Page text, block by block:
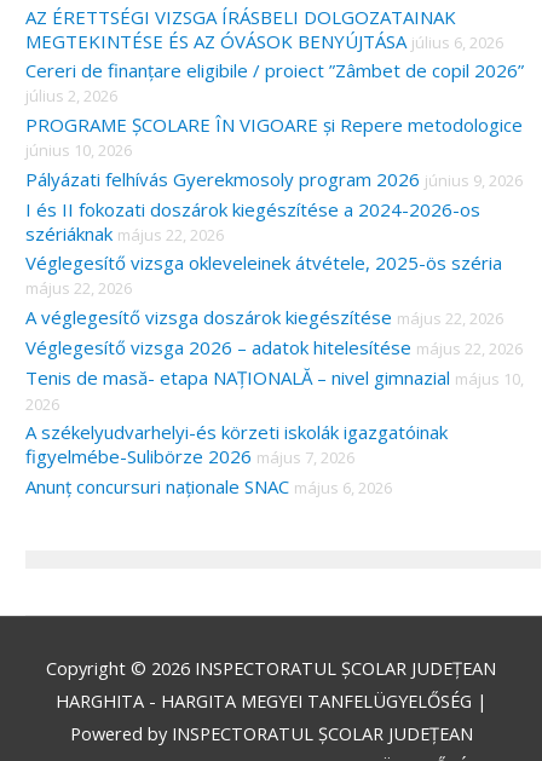
AZ ÉRETTSÉGI VIZSGA ÍRÁSBELI DOLGOZATAINAK
MEGTEKINTÉSE ÉS AZ ÓVÁSOK BENYÚJTÁSA július 6, 2026
Cereri de finanțare eligibile / proiect ”Zâmbet de copil 2026”
július 2, 2026
PROGRAME ȘCOLARE ÎN VIGOARE și Repere metodologice
június 10, 2026
Pályázati felhívás Gyerekmosoly program 2026 június 9, 2026
I és II fokozati doszárok kiegészítése a 2024-2026-os
szériáknak május 22, 2026
Véglegesítő vizsga okleveleinek átvétele, 2025-ös széria
május 22, 2026
A véglegesítő vizsga doszárok kiegészítése május 22, 2026
Véglegesítő vizsga 2026 – adatok hitelesítése május 22, 2026
Tenis de masă- etapa NAȚIONALĂ – nivel gimnazial május 10,
2026
A székelyudvarhelyi-és körzeti iskolák igazgatóinak
figyelmébe-Sulibörze 2026 május 7, 2026
Anunț concursuri naționale SNAC május 6, 2026
Copyright © 2026 INSPECTORATUL ȘCOLAR JUDEȚEAN
HARGHITA - HARGITA MEGYEI TANFELÜGYELŐSÉG |
Powered by INSPECTORATUL ȘCOLAR JUDEȚEAN